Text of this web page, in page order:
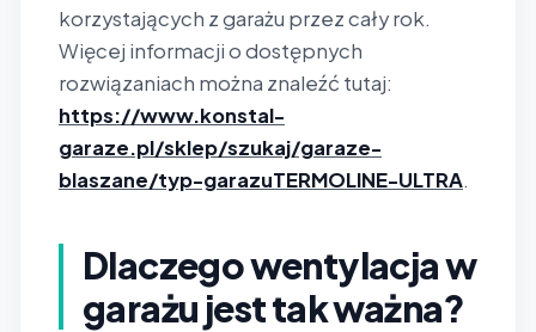
korzystających z garażu przez cały rok.
Więcej informacji o dostępnych
rozwiązaniach można znaleźć tutaj:
https://www.konstal-
garaze.pl/sklep/szukaj/garaze-
blaszane/typ-garazuTERMOLINE-ULTRA.
Dlaczego wentylacja w
garażu jest tak ważna?